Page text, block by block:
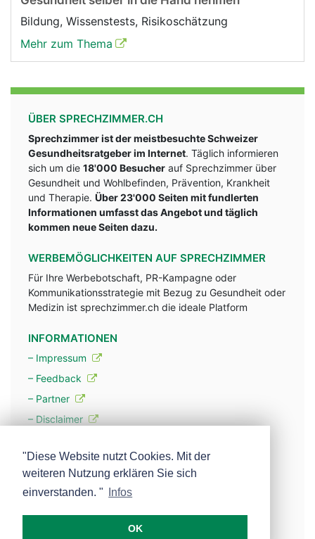
Bildung, Wissenstests, Risikoschätzung
Mehr zum Thema
ÜBER SPRECHZIMMER.CH
Sprechzimmer ist der meistbesuchte Schweizer
Gesundheitsratgeber im Internet. Täglich informieren
sich um die 18'000 Besucher auf Sprechzimmer über
Gesundheit und Wohlbefinden, Prävention, Krankheit
und Therapie. Über 23'000 Seiten mit fundlerten
Informationen umfasst das Angebot und täglich
kommen neue Seiten dazu.
WERBEMÖGLICHKEITEN AUF SPRECHZIMMER
Für Ihre Werbebotschaft, PR-Kampagne oder
Kommunikationsstrategie mit Bezug zu Gesundheit oder
Medizin ist sprechzimmer.ch die ideale Platform
INFORMATIONEN
– Impressum
– Feedback
– Partner
– Disclaimer
– Werbung
– Mehr über unsere Experten
"Diese Website nutzt Cookies. Mit der
weiteren Nutzung erklären Sie sich
einverstanden. "
Infos
OK